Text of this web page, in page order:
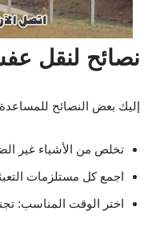
نصائح لنقل
إليك بعض النصائح
تخلص من الأشياء غير
اجمع كل مستلزمات
اختر الوقت المناسب: